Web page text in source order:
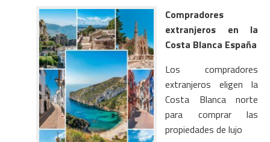
Compradores
extranjeros en la
Costa Blanca España
Los compradores
extranjeros eligen la
Costa Blanca norte
para comprar las
propiedades de lujo